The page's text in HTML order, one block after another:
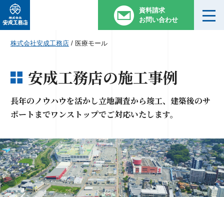
資料請求
お問い合わせ
株式会社安成工務店 / 医療モール
安成工務店の施工事例
長年のノウハウを活かし立地調査から竣工、建築後のサ
ポートまでワンストップでご対応いたします。